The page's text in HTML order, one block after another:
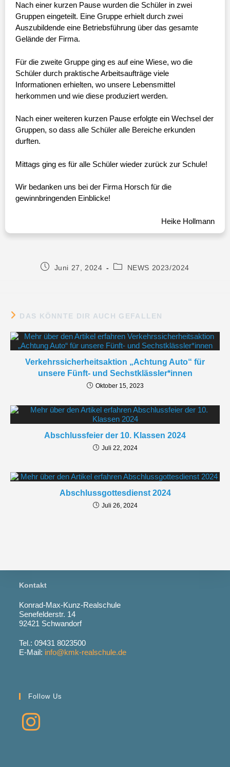
Nach einer kurzen Pause wurden die Schüler in zwei
Gruppen eingeteilt. Eine Gruppe erhielt durch zwei
Auszubildende eine Betriebsführung über das gesamte
Gelände der Firma.
Für die zweite Gruppe ging es auf eine Wiese, wo die
Schüler durch praktische Arbeitsaufträge viele
Informationen erhielten, wo unsere Lebensmittel
herkommen und wie diese produziert werden.
Nach einer weiteren kurzen Pause erfolgte ein Wechsel der
Gruppen, so dass alle Schüler alle Bereiche erkunden
durften.
Mittags ging es für alle Schüler wieder zurück zur Schule!
Wir bedanken uns bei der Firma Horsch für die
gewinnbringenden Einblicke!
Heike Hollmann
Juni 27, 2024 NEWS 2023/2024
DAS KÖNNTE DIR AUCH GEFALLEN
Verkehrssicherheitsaktion „Achtung Auto“ für
unsere Fünft- und Sechstklässler*innen
Oktober 15, 2023
Abschlussfeier der 10. Klassen 2024
Juli 22, 2024
Abschlussgottesdienst 2024
Juli 26, 2024
Kontakt
Konrad-Max-Kunz-Realschule
Senefelderstr. 14
92421 Schwandorf
Tel.: 09431 8023500
E-Mail: info@kmk-realschule.de
Follow Us